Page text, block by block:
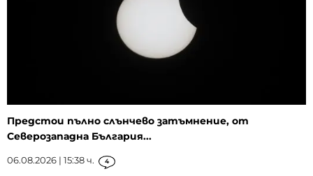
Предстои пълно слънчево затъмнение, от
Северозападна България...
06.08.2026 | 15:38 ч. 4